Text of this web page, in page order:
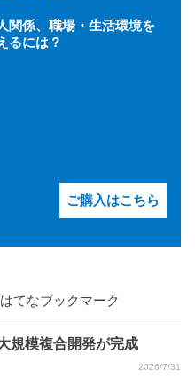
関係、職場・生活環境を
るには？
ご購入はこちら
はてなブックマーク
規模複合開発が完成
2026/7/31